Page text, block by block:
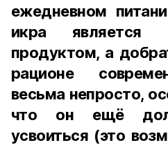
ежедневном
икра является
продуктом, а
рационе
весьма непросто,
что он ещё
усвоиться (это